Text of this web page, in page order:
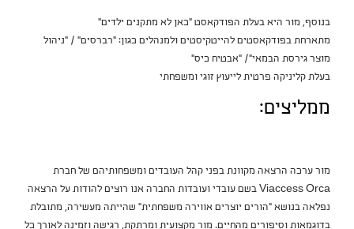
בנוסף, מור היא בעלת הפודקאסט "כאן לא מתקנים ילדים"
מתארחת בפודקאסטים להייטקיסטים ולמנהלים כגון: "רברסים" / "ניהול
מוצר גירסת הבמאי"/ "אבטיח כיס"
בעלת קליניקה פרטית לייעוץ זוגי ומשפחתי
ממליצים:
מור ערכה הרצאה מקוונת בפני קהל העובדים ומשפחותיהם של חברת
Viaccess Orca בשם עובדי ועובדות החברה אנו רוצים להודות על הרצאה
נפלאה בנושא "הורים יוצרים אווירה משפחתית" שהייתה מעשירה, מתובלת
בדוגמאות וסיפורים מהחיים. מור מקצועית ומרתקת, רגישה וזמינה לאורך כל